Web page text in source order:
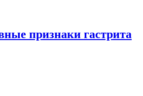
признаки гастрита